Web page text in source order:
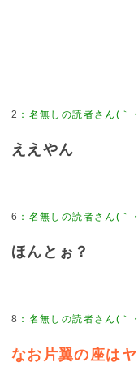
2 ： 名無しの読者さん(｀
ええやん
6 ： 名無しの読者さん(｀
ほんとぉ？
8 ： 名無しの読者さん(｀
なお片翼の座は